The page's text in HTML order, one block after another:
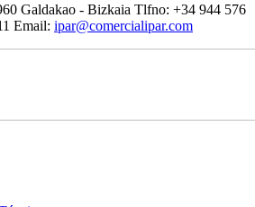
Galdakao - Bizkaia Tlfno: +34 944 576
Email: ipar@comercialipar.com